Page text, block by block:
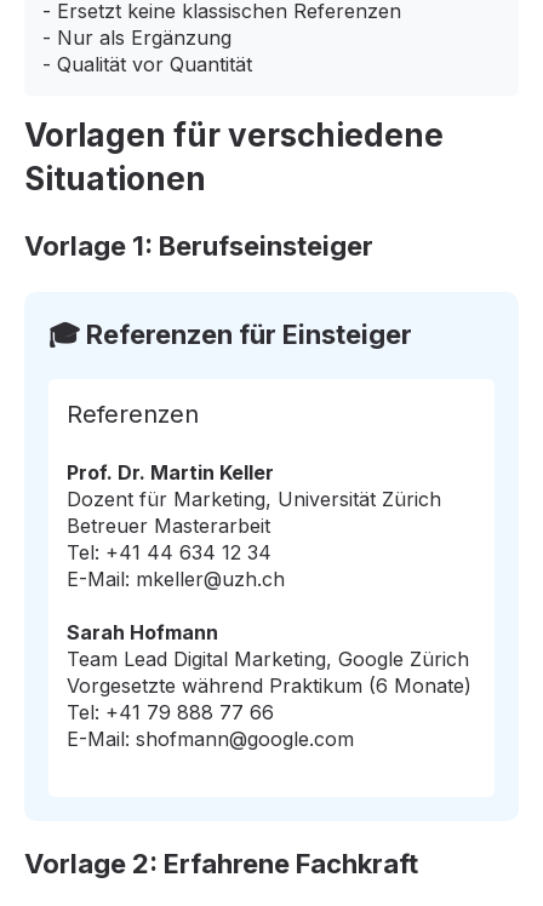
- Ersetzt keine klassischen Referenzen
- Nur als Ergänzung
- Qualität vor Quantität
Vorlagen für verschiedene
Situationen
Vorlage 1: Berufseinsteiger
🎓 Referenzen für Einsteiger
Referenzen
Prof. Dr. Martin Keller
Dozent für Marketing, Universität Zürich
Betreuer Masterarbeit
Tel: +41 44 634 12 34
E-Mail: mkeller@uzh.ch
Sarah Hofmann
Team Lead Digital Marketing, Google Zürich
Vorgesetzte während Praktikum (6 Monate)
Tel: +41 79 888 77 66
E-Mail: shofmann@google.com
Vorlage 2: Erfahrene Fachkraft